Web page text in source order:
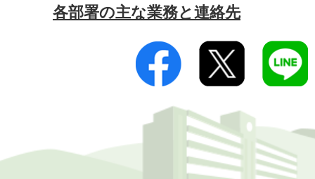
各部署の主な業務と連絡先